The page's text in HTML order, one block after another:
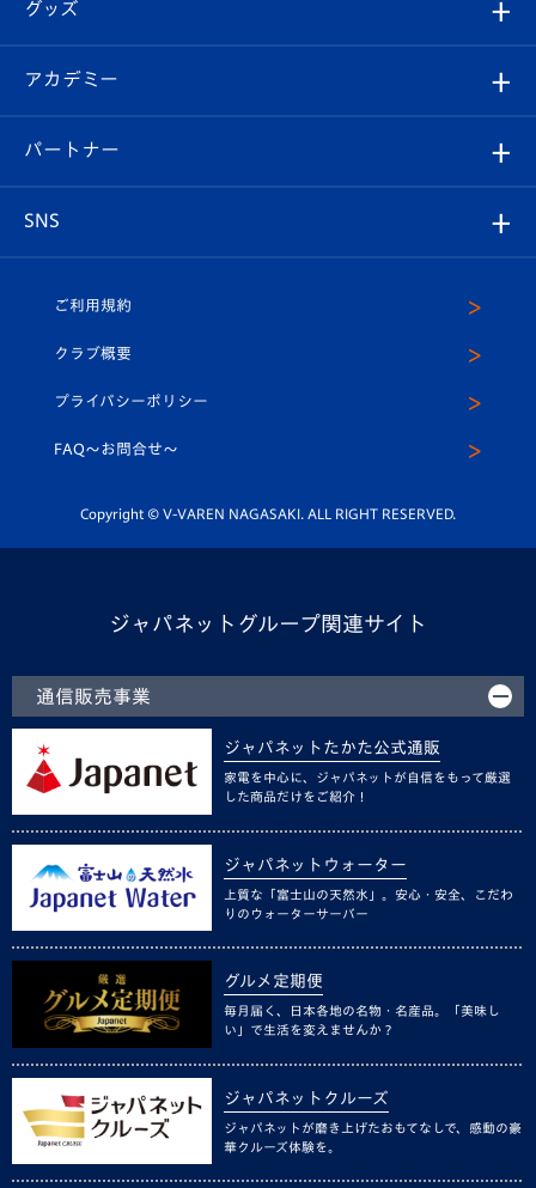
チケット
イベント
メディア
ホームタウン
スタッフプロフィール
マスコット紹介
平和祈念活動
ホームタウン活動
Revive Team
ヴィヴィくんの長崎おもてなしガイド
フォトギャラリー
スタジアムグルメ
V-LOVERS（ファンクラブ）
プレイヤーズスイート
グッズ
オンラインショップ
店舗情報
アカデミー
育成からのお知らせ
U-18
スクール
パートナー
SNS
ヴィヴィくんインスタグラム
公式LINE＠
ご利用規約
クラブ概要
プライバシーポリシー
FAQ〜お問合せ〜
Copyright © V-VAREN NAGASAKI. ALL RIGHT RESERVED.
ジャパネットグループ関連サイト
通信販売事業
ジャパネットたかた公式通販
家電を中心に、ジャパネットが自信をもって厳選
した商品だけをご紹介！
ジャパネットウォーター
上質な「富士山の天然水」。安心・安全、こだわ
りのウォーターサーバー
グルメ定期便
毎月届く、日本各地の名物・名産品。「美味し
い」で生活を変えませんか？
ジャパネットクルーズ
ジャパネットが磨き上げたおもてなしで、感動の豪
華クルーズ体験を。